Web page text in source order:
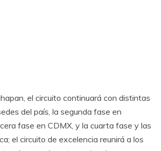
el circuito continuará con distintas
del país, la segunda fase en
fase en CDMX, y la cuarta fase y las
el circuito de excelencia reunirá a los